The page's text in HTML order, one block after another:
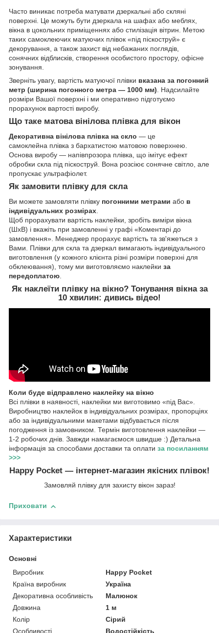
Часто виникає потреба матувати дзеркальні або скляні
поверхні. Це можуть бути дзеркала на шафах або меблях,
вікна в цокольних приміщеннях або стилізація вітрин. Метою
таких самоклеючих матуючих плівок «під піскоструй» є
декорування, а також захист від небажаних поглядів,
сонячних відблисків, створення особистого простору, офісне
зонування.
Зверніть увагу, вартість матуючої плівки вказана за погонний
метр (ширина погонного метра — 1000 мм). Надсилайте
розміри Вашої поверхні і ми оперативно підготуємо
прорахунок вартості виробу.
Що таке матова вінілова плівка для вікон
Декоративна вінілова плівка на скло — це
самоклейна плівка з бархатистою матовою поверхнею.
Основа виробу — напівпрозора плівка, що імітує ефект
обробки скла під піскоструй. Вона розсіює сонячне світло, але
пропускає ультрафіолет.
Як замовити плівку для скла
Ви можете замовляти плівку погонними метрами або в
індивідуальних розмірах
Щоб прорахувати вартість наклейки, зробіть виміри вікна
(ШхВ) і вкажіть при замовленні у графі «Коментарі до
замовлення». Менеджер прорахує вартість та зв'яжеться з
Вами. Плівки для скла та дзеркал вимагають індивідуального
виготовлення (у кожного клієнта різні розміри поверхні для
обклеювання), тому ми виготовляємо наклейки за
передоплатою
Як наклеїти плівку на вікно? Тонування вікна за
10 хвилин: дивись відео!
Коли буде відправлено наклейку на вікно
Всі плівки в наявності, наклейки ми виготовимо «під Вас».
Виробництво наклейок в індивідуальних розмірах, пропорціях
або за індивідуальними макетами відбувається після
погодження із замовником. Термін виготовлення наклейки —
1-2 робочих днів. Завжди намагаємося швидше :) Детальна
інформація за способами доставки та оплати за посиланням
>>>
Happy Pocket — інтернет-магазин якісних плівок!
Замовляй плівку для захисту вікон зараз!
Приховати
Характеристики
Основні
Виробник
Happy Pocket
Країна виробник
Україна
Декоративна особливість
Малюнок
Довжина
1 м
Колір
Сірий
Особливості
Водостійкість